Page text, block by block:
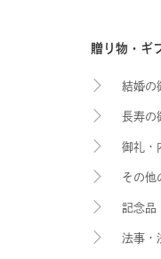
贈り物・ギ
結婚の
長寿の
御礼・
その他
記念品
法事・